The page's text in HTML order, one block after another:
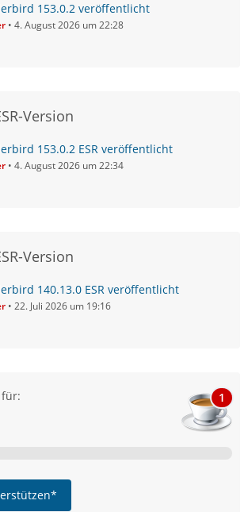
153.0.2 veröffentlicht
4. August 2026 um 22:28
Version
153.0.2 ESR veröffentlicht
4. August 2026 um 22:34
Version
140.13.0 ESR veröffentlicht
22. Juli 2026 um 19:16
für: 1